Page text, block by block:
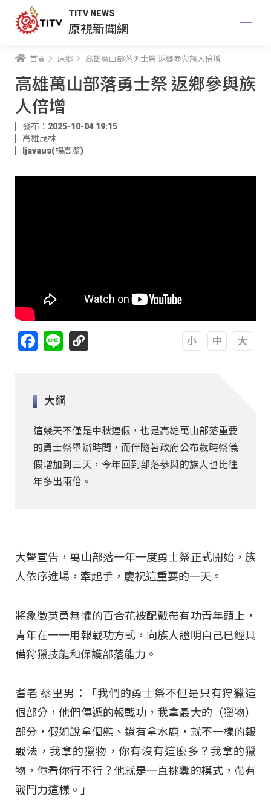
TITV NEWS
原視新聞網
首頁 原鄉 高雄萬山部落勇士祭 返鄉參與族人倍增
高雄萬山部落勇士祭 返鄉參與族
人倍增
發布：2025-10-04 19:15
高雄茂林
ljavaus(楊高潔)
Facebook
Line
大綱
這幾天不僅是中秋連假，也是高雄萬山部落重要
的勇士祭舉辦時間，而伴隨著政府公布歲時祭儀
假增加到三天，今年回到部落參與的族人也比往
年多出兩倍。
大聲宣告，萬山部落一年一度勇士祭正式開始，族
人依序進場，牽起手，慶祝這重要的一天。
將象徵英勇無懼的百合花被配戴帶有功青年頭上，
青年在一一用報戰功方式，向族人證明自己已經具
備狩獵技能和保護部落能力。
耆老 蔡里男：「我們的勇士祭不但是只有狩獵這
個部分，他們傳遞的報戰功，我拿最大的（獵物）
部分，假如說拿個熊、還有拿水鹿，就不一樣的報
戰法，我拿的獵物，你有沒有這麼多？我拿的獵
物，你看你行不行？他就是一直挑釁的模式，帶有
戰鬥力這樣。」